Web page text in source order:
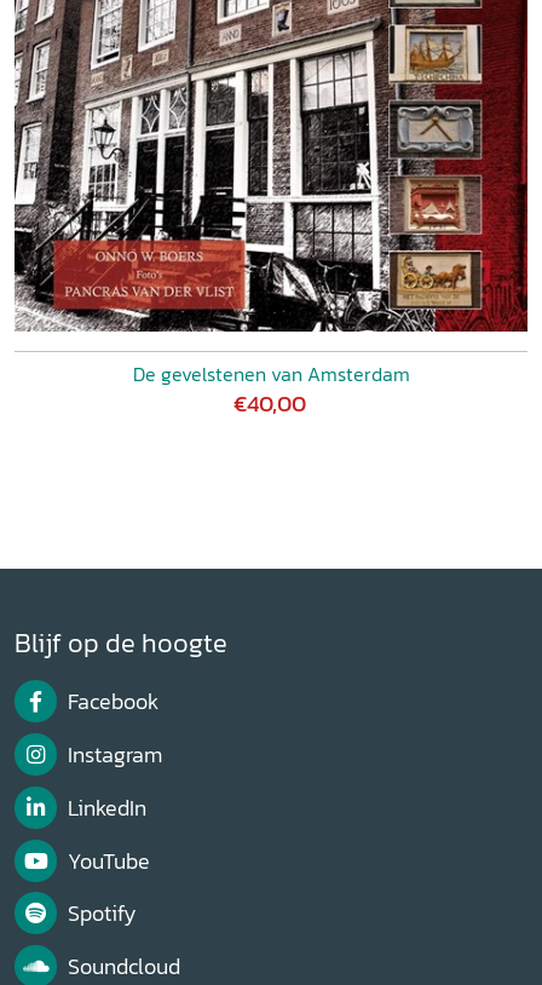
De gevelstenen van Amsterdam
€40,00
Blijf op de hoogte
Facebook
Instagram
LinkedIn
YouTube
Spotify
Soundcloud